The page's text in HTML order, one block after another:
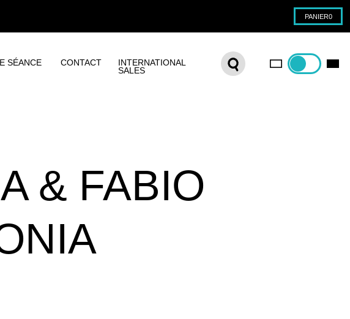
PANIER0
SÉANCE
CONTACT
INTERNATIONAL
SALES
& FABIO